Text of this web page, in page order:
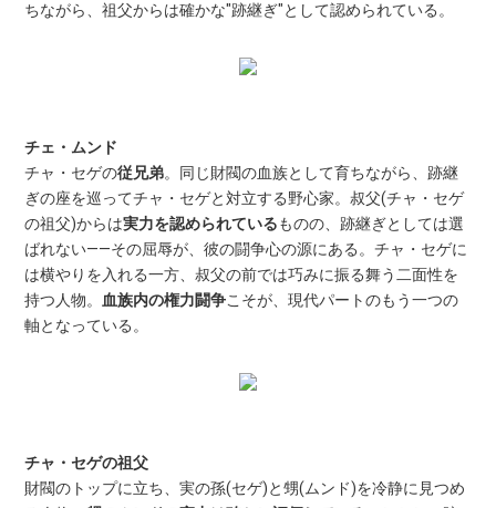
ちながら、祖父からは確かな"跡継ぎ"として認められている。
チェ・ムンド
チャ・セゲの従兄弟。同じ財閥の血族として育ちながら、跡継
ぎの座を巡ってチャ・セゲと対立する野心家。叔父(チャ・セゲ
の祖父)からは実力を認められているものの、跡継ぎとしては選
ばれない——その屈辱が、彼の闘争心の源にある。チャ・セゲに
は横やりを入れる一方、叔父の前では巧みに振る舞う二面性を
持つ人物。
血族内の権力闘争こそが、現代パートのもう一つの
軸となっている。
チャ・セゲの祖父
財閥のトップに立ち、実の孫(セゲ)と甥(ムンド)を冷静に見つめ